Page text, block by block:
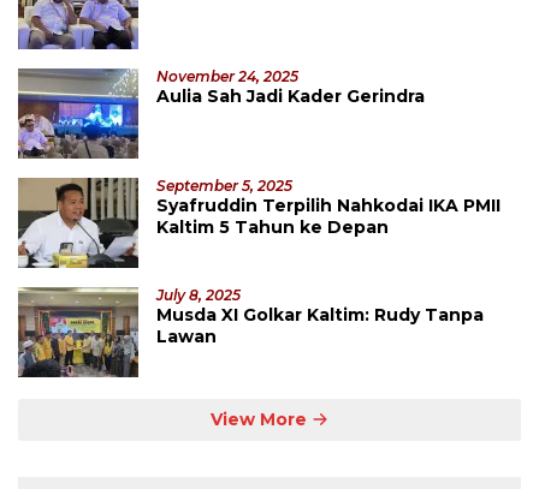
November 24, 2025
Aulia Sah Jadi Kader Gerindra
September 5, 2025
Syafruddin Terpilih Nahkodai IKA PMII
Kaltim 5 Tahun ke Depan
July 8, 2025
Musda XI Golkar Kaltim: Rudy Tanpa
Lawan
View More